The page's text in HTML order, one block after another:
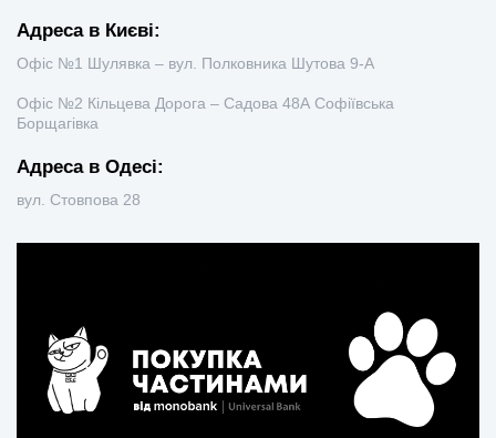
Адреса в Києві:
Офіс №1 Шулявка – вул. Полковника Шутова 9-А
Офіс №2 Кільцева Дорога – Садова 48А Софіївська
Борщагівка
Адреса в Одесі:
вул. Стовпова 28